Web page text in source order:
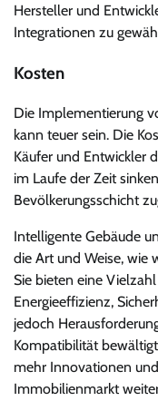
Hersteller und
Integrationen zu
Kosten
Die Implementierung
kann teuer sein. Die
Käufer und Entwickler
im Laufe der Zeit
Bevölkerungsschicht
Intelligente Gebäude
die Art und Weise, wie
Sie bieten eine
Energieeffizienz,
jedoch
Kompatibilität
mehr Innovationen
Immobilienmarkt